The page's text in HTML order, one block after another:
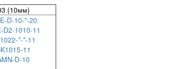
(10мм)
D-10-*-20
D2-1010-11
*-*-11
11
D-10